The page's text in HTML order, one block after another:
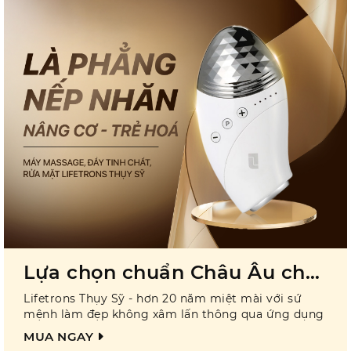
Lựa chọn chuẩn Châu Âu cho
làn da không tuổi
Lifetrons Thụy Sỹ - hơn 20 năm miệt mài với sứ
mệnh làm đẹp không xâm lấn thông qua ứng dụng
công nghệ hiện đại hàng đầu, cho ra đời những sản
phẩm đạt các tiêu chuẩn chất lượng nghiêm ngặt
MUA NGAY